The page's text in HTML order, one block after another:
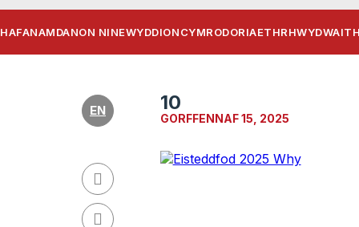
HAFANAMDANON NINEWYDDIONCYMRODORIAETH
EN 10
GORFFENNAF 15, 2025